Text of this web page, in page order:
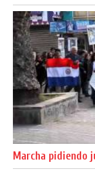
Marcha pidiendo